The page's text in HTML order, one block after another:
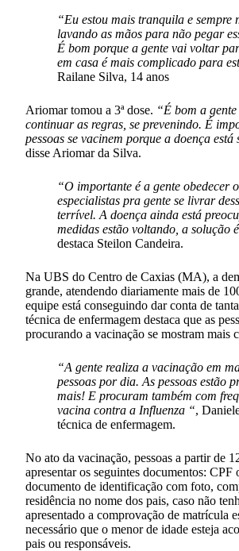
“Eu estou mais tranquila e sempre
lavando as mãos para não pegar
É bom porque a gente vai voltar
em casa é mais complicado para
Railane Silva, 14 anos
Ariomar tomou a 3ª dose. “É bom a
continuar as regras, se prevenindo. É
pessoas se vacinem porque a doença está
disse Ariomar da Silva.
“O importante é a gente obedecer
especialistas pra gente se livrar
terrível. A doença ainda está
medidas estão voltando, a solução
destaca Steilon Candeira.
Na UBS do Centro de Caxias (MA), a
grande, atendendo diariamente mais de
equipe está conseguindo dar conta de
técnica de enfermagem destaca que as
procurando a vacinação se mostram mais
“A gente realiza a vacinação em
pessoas por dia. As pessoas estão
mais! E procuram também com
vacina contra a Influenza “,
técnica de enfermagem.
No ato da vacinação, pessoas a partir de
apresentar os seguintes documentos: CPF
documento de identificação com foto,
residência no nome dos pais, caso não
apresentado a comprovação de matrícula
necessário que o menor de idade esteja
pais ou responsáveis.